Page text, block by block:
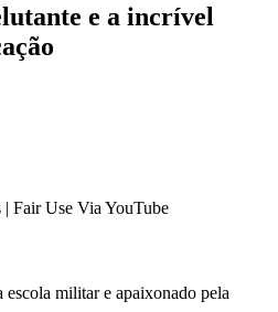
e a incrível
| Fair Use Via YouTube
escola militar e apaixonado pela